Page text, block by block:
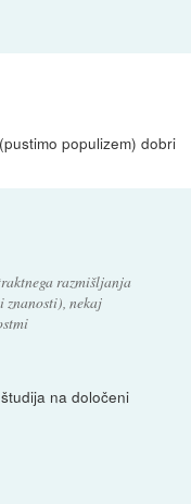
populizem) dobri
razmišljanja
znanosti), nekaj
na določeni